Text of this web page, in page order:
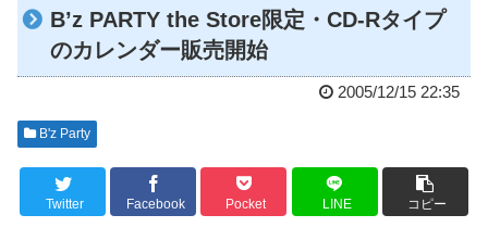
B’z PARTY the Store限定・CD-Rタイプ
のカレンダー販売開始
2005/12/15 22:35
B'z Party
Twitter Facebook Pocket LINE コピー